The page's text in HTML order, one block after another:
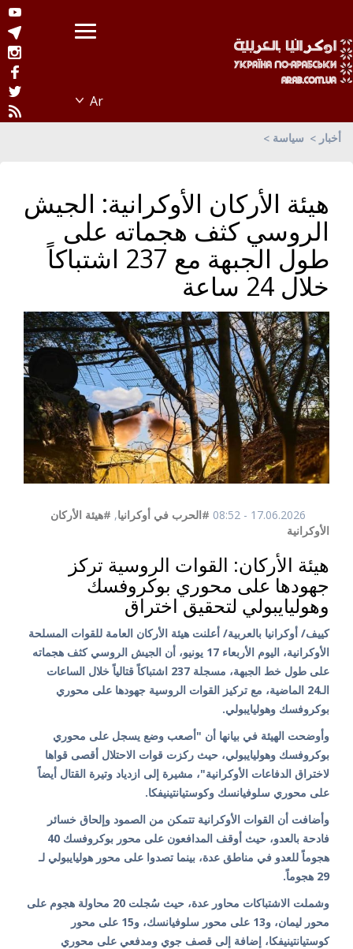
أخبار سياسة
هيئة الأركان الأوكرانية: الجيش
الروسي كثف هجماته على
طول الجبهة مع 237 اشتباكاً
خلال 24 ساعة
17.06.2026 - 08:52 #الحرب في أوكرانيا, #هيئة الأركان
الأوكرانية
هيئة الأركان: القوات الروسية تركز
جهودها على محوري بوكروفسك
وهوليايبولي لتحقيق اختراق
كييف/ أوكرانيا بالعربية/ أعلنت هيئة الأركان العامة للقوات المسلحة
الأوكرانية، اليوم الأربعاء 17 يونيو، أن الجيش الروسي كثف هجماته
على طول خط الجبهة، مسجلة 237 اشتباكاً قتالياً خلال الساعات
الـ24 الماضية، مع تركيز القوات الروسية جهودها على محوري
بوكروفسك وهوليايبولي.
وأوضحت الهيئة في بيانها أن "أصعب وضع يسجل على محوري
بوكروفسك وهوليايبولي، حيث ركزت قوات الاحتلال أقصى قواها
لاختراق الدفاعات الأوكرانية"، مشيرة إلى ازدياد وتيرة القتال أيضاً
على محوري سلوفيانسك وكوستيانتينيفكا.
وأضافت أن القوات الأوكرانية تتمكن من الصمود وإلحاق خسائر
فادحة بالعدو، حيث أوقف المدافعون على محور بوكروفسك 40
هجوماً للعدو في مناطق عدة، بينما تصدوا على محور هوليايبولي لـ
29 هجوماً.
وشملت الاشتباكات محاور عدة، حيث سُجلت 20 محاولة هجوم على
محور ليمان، و13 على محور سلوفيانسك، و15 على محور
كوستيانتينيفكا، إضافة إلى قصف جوي ومدفعي على محوري